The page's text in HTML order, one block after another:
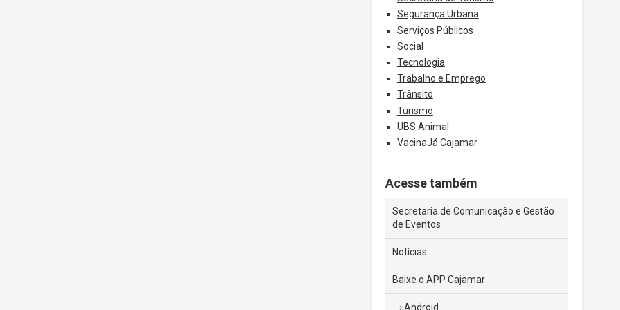
Segurança Urbana
Serviços Públicos
Social
Tecnologia
Trabalho e Emprego
Trânsito
Turismo
UBS Animal
VacinaJá Cajamar
Acesse também
Secretaria de Comunicação e Gestão
de Eventos
Notícias
Baixe o APP Cajamar
Android